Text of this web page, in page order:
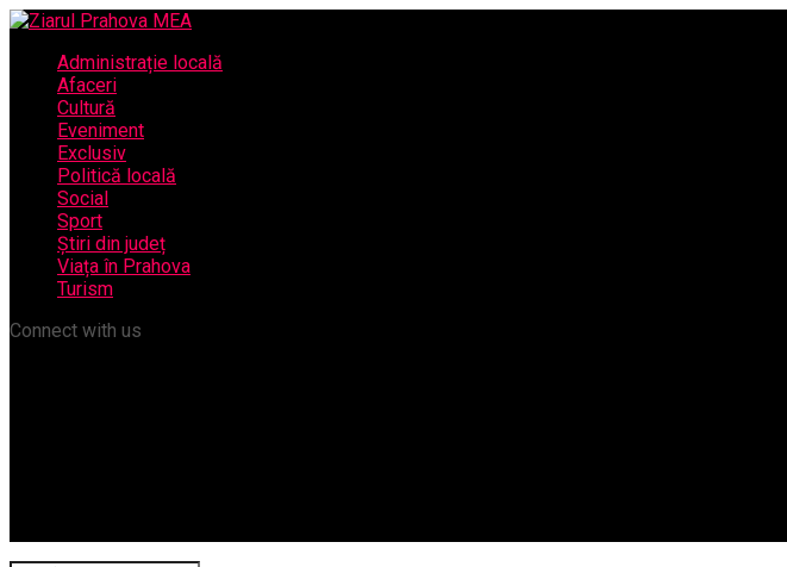
Administrație locală
Afaceri
Cultură
Eveniment
Exclusiv
Politică locală
Social
Sport
Știri din județ
Viața în Prahova
Turism
Connect with us